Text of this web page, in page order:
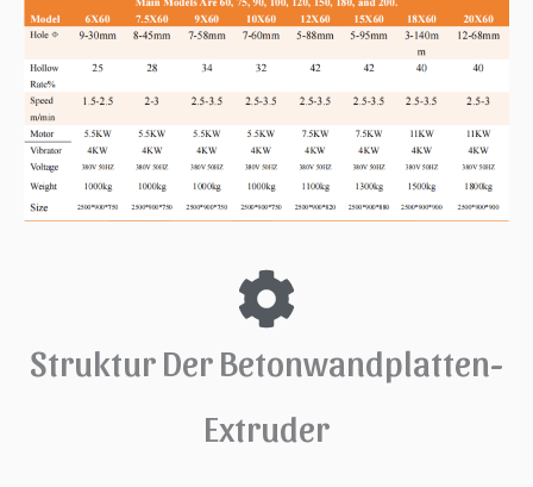
Struktur Der Betonwandplatten-
Extruder